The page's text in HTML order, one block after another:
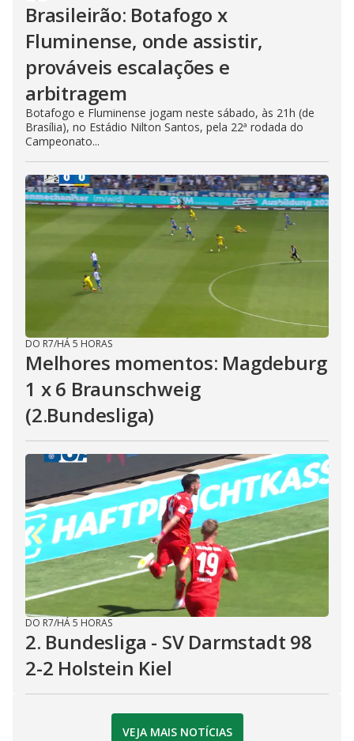
Brasileirão: Botafogo x
Fluminense, onde assistir,
prováveis escalações e
arbitragem
Botafogo e Fluminense jogam neste sábado, às 21h (de
Brasília), no Estádio Nilton Santos, pela 22ª rodada do
Campeonato...
DO R7/HÁ 5 HORAS
Melhores momentos: Magdeburg
1 x 6 Braunschweig
(2.Bundesliga)
DO R7/HÁ 5 HORAS
2. Bundesliga - SV Darmstadt 98
2-2 Holstein Kiel
VEJA MAIS NOTÍCIAS